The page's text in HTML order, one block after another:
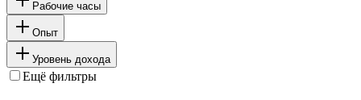
Рабочие часы
Опыт
Уровень дохода
Ещё фильтры